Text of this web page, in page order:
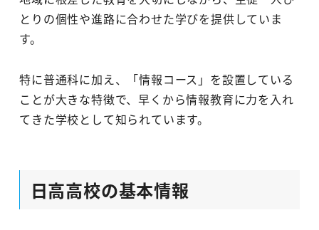
とりの個性や進路に合わせた学びを提供していま
す。
特に普通科に加え、「情報コース」を設置している
ことが大きな特徴で、早くから情報教育に力を入れ
てきた学校として知られています。
日高高校の基本情報